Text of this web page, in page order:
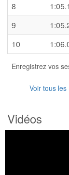
8
9
10
Enregistrez vos
Voir tous
Vidéos